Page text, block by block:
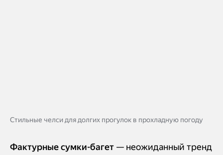
Стильные челси для долгих прогулок в прохладную погоду
Фактурные сумки-багет — неожиданный тренд